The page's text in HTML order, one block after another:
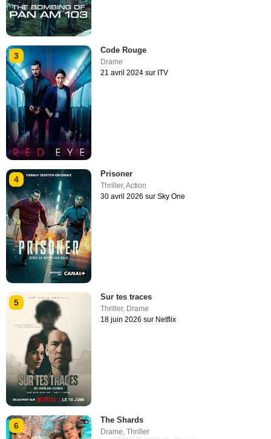
3
Code Rouge
Drame
21 avril 2024 sur ITV
4
Prisoner
Thriller,Action
30 avril 2026 sur Sky One
5
Sur tes traces
Thriller, Drame
18 juin 2026 sur Netflix
6
The Shards
Drame,Thriller